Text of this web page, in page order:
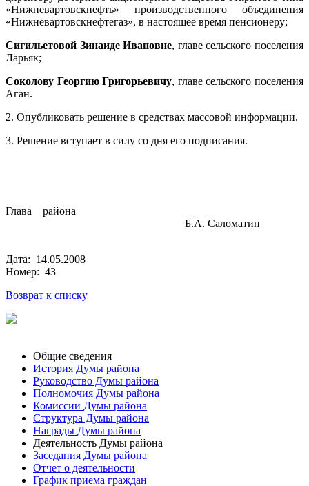
«Нижневартовскнефть» производственного объединения
«Нижневартовскнефтегаз», в настоящее время пенсионеру;
Сигильетовой Зинаиде Ивановне, главе сельского поселения
Ларьяк;
Соколову Георгию Григорьевичу, главе сельского поселения
Аган.
2. Опубликовать решение в средствах массовой информации.
3. Решение вступает в силу со дня его подписания.
Глава района
Б.А. Саломатин
Дата: 14.05.2008
Номер: 43
Возврат к списку
Общие сведения
История Думы района
Руководство Думы района
Полномочия Думы района
Комиссии Думы района
Структура Думы района
Награды Думы района
Деятельность Думы района
Заседания Думы района
Отчет о деятельности
График приема граждан